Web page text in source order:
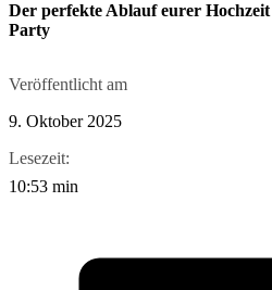
Der perfekte Ablauf eurer
Party
Veröffentlicht am
9. Oktober 2025
Lesezeit:
10:53 min